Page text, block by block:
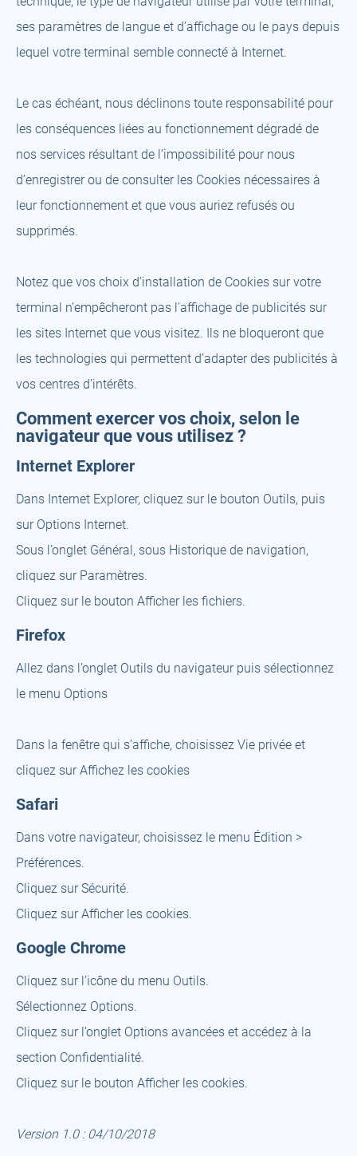
ses paramètres de langue et d’affichage ou le pays depuis
lequel votre terminal semble connecté à Internet.
Le cas échéant, nous déclinons toute responsabilité pour
les conséquences liées au fonctionnement dégradé de
nos services résultant de l’impossibilité pour nous
d’enregistrer ou de consulter les Cookies nécessaires à
leur fonctionnement et que vous auriez refusés ou
supprimés.
Notez que vos choix d’installation de Cookies sur votre
terminal n’empêcheront pas l’affichage de publicités sur
les sites Internet que vous visitez. Ils ne bloqueront que
les technologies qui permettent d’adapter des publicités à
vos centres d’intérêts.
Comment exercer vos choix, selon le
navigateur que vous utilisez ?
Internet Explorer
Dans Internet Explorer, cliquez sur le bouton Outils, puis
sur Options Internet.
Sous l’onglet Général, sous Historique de navigation,
cliquez sur Paramètres.
Cliquez sur le bouton Afficher les fichiers.
Firefox
Allez dans l’onglet Outils du navigateur puis sélectionnez
le menu Options
Dans la fenêtre qui s’affiche, choisissez Vie privée et
cliquez sur Affichez les cookies
Safari
Dans votre navigateur, choisissez le menu Édition >
Préférences.
Cliquez sur Sécurité.
Cliquez sur Afficher les cookies.
Google Chrome
Cliquez sur l’icône du menu Outils.
Sélectionnez Options.
Cliquez sur l’onglet Options avancées et accédez à la
section Confidentialité.
Cliquez sur le bouton Afficher les cookies.
Version 1.0 : 04/10/2018